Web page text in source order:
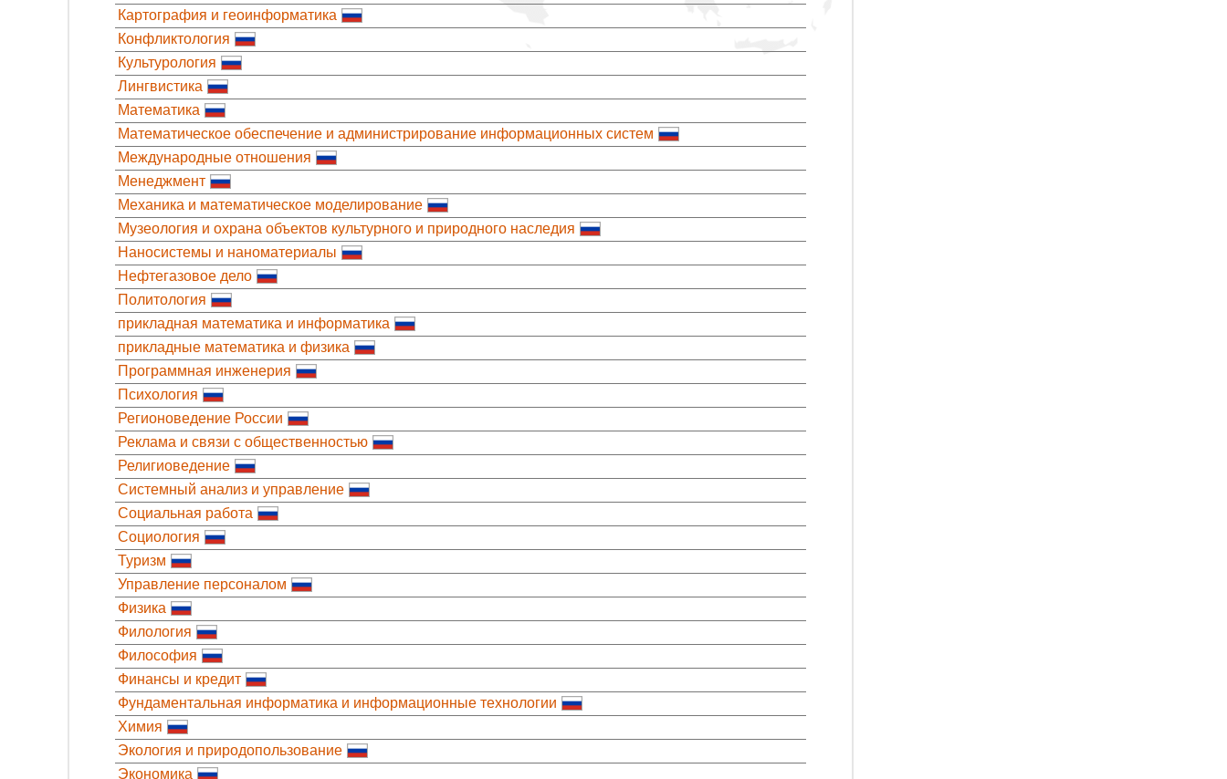
Картография и геоинформатика
Конфликтология
Культурология
Лингвистика
Математика
Математическое обеспечение и администрирование информационных систем
Международные отношения
Менеджмент
Механика и математическое моделирование
Музеология и охрана объектов культурного и природного наследия
Наносистемы и наноматериалы
Нефтегазовое дело
Политология
прикладная математика и информатика
прикладные математика и физика
Программная инженерия
Психология
Регионоведение России
Реклама и связи с общественностью
Религиоведение
Системный анализ и управление
Социальная работа
Социология
Туризм
Управление персоналом
Физика
Филология
Философия
Финансы и кредит
Фундаментальная информатика и информационные технологии
Химия
Экология и природопользование
Экономика